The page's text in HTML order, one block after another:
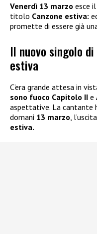
Venerdì 13 marzo esce
titolo Canzone estiva:
promette di essere già
Il nuovo singolo
estiva
C’era grande attesa in
sono fuoco Capitolo II e
aspettative. La cantante
domani 13 marzo,
estiva.